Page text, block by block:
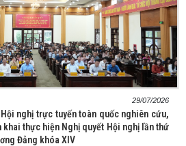
29/07/2026
nghị trực tuyến toàn quốc nghiên cứu,
thực hiện Nghị quyết Hội nghị lần thứ
Đảng khóa XIV